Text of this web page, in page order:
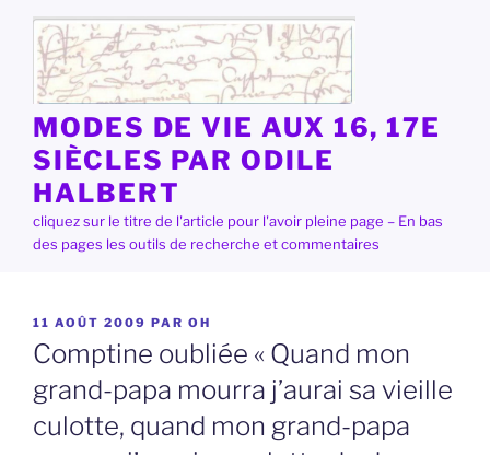
contenu
principal
MODES DE VIE AUX 16, 17E
SIÈCLES PAR ODILE
HALBERT
cliquez sur le titre de l'article pour l'avoir pleine page – En bas
des pages les outils de recherche et commentaires
PUBLIÉ
LE
11 AOÛT 2009 PAR OH
Comptine oubliée « Quand mon
grand-papa mourra j’aurai sa vieille
culotte, quand mon grand-papa